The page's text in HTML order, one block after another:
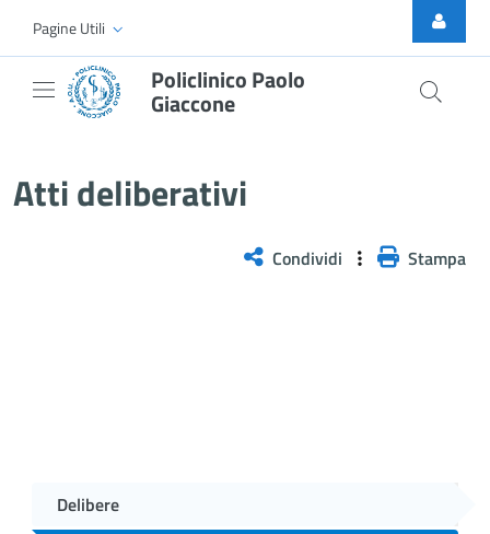
Skip to Main Content
Pagine Utili
Policlinico Paolo
Giaccone
Atti deliberativi
Condividi Stampa
Delibere